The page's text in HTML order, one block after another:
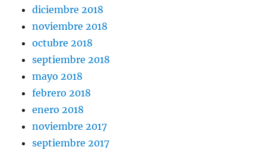
diciembre 2018
noviembre 2018
octubre 2018
septiembre 2018
mayo 2018
febrero 2018
enero 2018
noviembre 2017
septiembre 2017